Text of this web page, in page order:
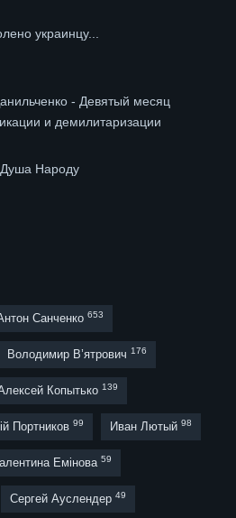
украинцу...
- Девятый месяц
и демилитаризации
Народу
Санченко 653
Володимир В’ятрович 176
Копытько 139
Портников 99 Иван Лютый 98
Емінова 59
Сергей Ауслендер 49